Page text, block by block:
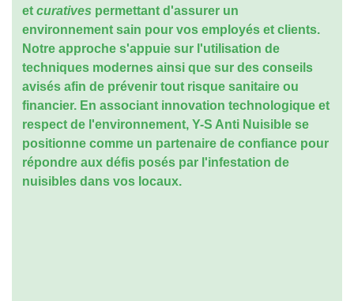
etcuratives permettant d'assurer un
environnement sain pour vos employés et clients.
Notre approche s'appuie sur l'utilisation de
techniques modernes ainsi que sur des conseils
avisés afin de prévenir tout risque sanitaire ou
financier. En associant innovation technologique et
respect de l'environnement, Y-S Anti Nuisible se
positionne comme un partenaire de confiance pour
répondre aux défis posés par l'infestation de
nuisibles dans vos locaux.